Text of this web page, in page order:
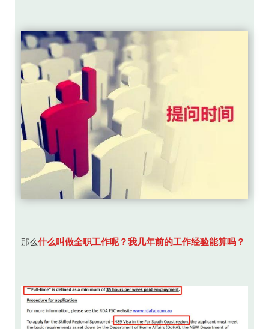
那么什么叫做全职工作呢？我几年前的工作经验能算吗？